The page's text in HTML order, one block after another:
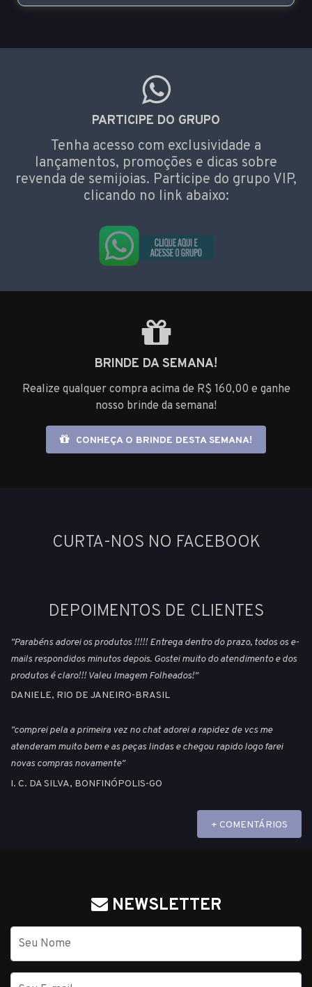
PARTICIPE DO GRUPO
Tenha acesso com exclusividade a
lançamentos, promoções e dicas sobre
revenda de semijoias. Participe do grupo VIP,
clicando no link abaixo:
BRINDE DA SEMANA!
Realize qualquer compra acima de R$ 160,00 e ganhe
nosso brinde da semana!
CONHEÇA O BRINDE DESTA SEMANA!
CURTA-NOS NO FACEBOOK
DEPOIMENTOS DE CLIENTES
"Parabéns adorei os produtos !!!!! Entrega dentro do prazo, todos os e-
mails respondidos minutos depois. Gostei muito do atendimento e dos
produtos é claro!!! Valeu Imagem Folheados!"
DANIELE, RIO DE JANEIRO-BRASIL
"comprei pela a primeira vez no chat adorei a rapidez de vcs me
atenderam muito bem e as peças lindas e chegou rapido logo farei
novas compras novamente"
I. C. DA SILVA, BONFINÓPOLIS-GO
+ COMENTÁRIOS
NEWSLETTER